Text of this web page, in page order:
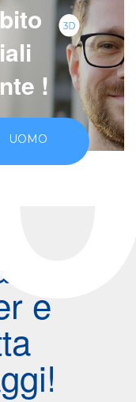
!
UOMO
e